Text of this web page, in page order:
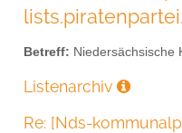
Betreff: Niedersächsische
Listenarchiv
Re: [Nds-